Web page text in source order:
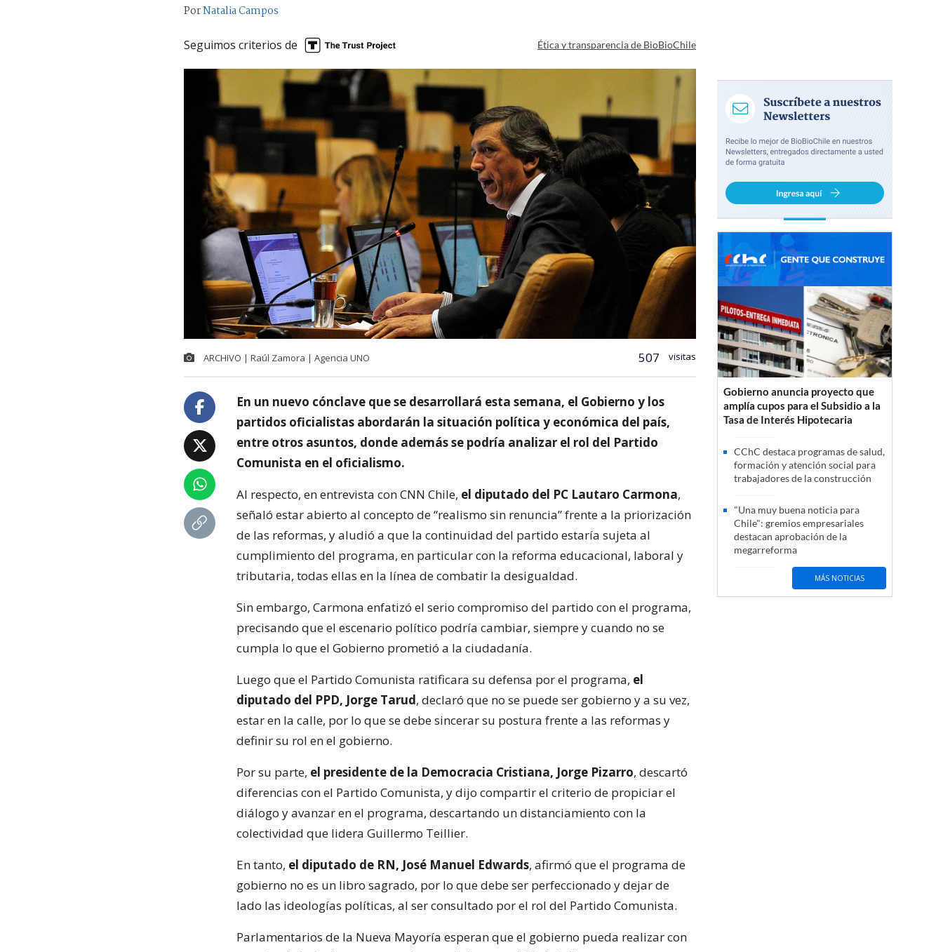
PorNatalia Campos
Seguimos criterios de Ética y transparencia de BioBioChile
ARCHIVO | Raúl Zamora | Agencia UNO 507 visitas
En un nuevo cónclave que se desarrollará esta semana, el Gobierno y los
partidos oficialistas abordarán la situación política y económica del país,
entre otros asuntos, donde además se podría analizar el rol del Partido
Comunista en el oficialismo.
Al respecto, en entrevista con CNN Chile, el diputado del PC Lautaro Carmona,
señaló estar abierto al concepto de “realismo sin renuncia” frente a la priorización
de las reformas, y aludió a que la continuidad del partido estaría sujeta al
cumplimiento del programa, en particular con la reforma educacional, laboral y
tributaria, todas ellas en la línea de combatir la desigualdad.
Sin embargo, Carmona enfatizó el serio compromiso del partido con el programa,
precisando que el escenario político podría cambiar, siempre y cuando no se
cumpla lo que el Gobierno prometió a la ciudadanía.
Luego que el Partido Comunista ratificara su defensa por el programa, el
diputado del PPD, Jorge Tarud, declaró que no se puede ser gobierno y a su vez,
estar en la calle, por lo que se debe sincerar su postura frente a las reformas y
definir su rol en el gobierno.
Por su parte, el presidente de la Democracia Cristiana, Jorge Pizarro, descartó
diferencias con el Partido Comunista, y dijo compartir el criterio de propiciar el
diálogo y avanzar en el programa, descartando un distanciamiento con la
colectividad que lidera Guillermo Teillier.
En tanto, el diputado de RN, José Manuel Edwards, afirmó que el programa de
gobierno no es un libro sagrado, por lo que debe ser perfeccionado y dejar de
lado las ideologías políticas, al ser consultado por el rol del Partido Comunista.
Parlamentarios de la Nueva Mayoría esperan que el gobierno pueda realizar con
Gobierno anuncia proyecto que
amplía cupos para el Subsidio a la
Tasa de Interés Hipotecaria
CChC destaca programas de salud,
formación y atención social para
trabajadores de la construcción
"Una muy buena noticia para
Chile": gremios empresariales
destacan aprobación de la
megarreforma
MÁS NOTICIAS